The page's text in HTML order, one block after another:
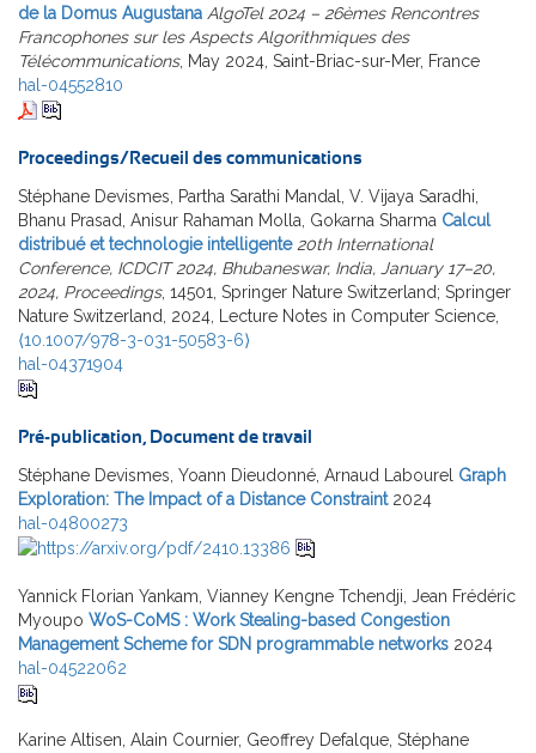
de la Domus Augustana AlgoTel 2024 – 26èmes Rencontres
Francophones sur les Aspects Algorithmiques des
Télécommunications, May 2024, Saint-Briac-sur-Mer, France
hal-04552810
Proceedings/Recueil des communications
Stéphane Devismes, Partha Sarathi Mandal, V. Vijaya Saradhi,
Bhanu Prasad, Anisur Rahaman Molla, Gokarna Sharma Calcul
distribué et technologie intelligente 20th International
Conference, ICDCIT 2024, Bhubaneswar, India, January 17–20,
2024, Proceedings, 14501, Springer Nature Switzerland; Springer
Nature Switzerland, 2024, Lecture Notes in Computer Science,
⟨10.1007/978-3-031-50583-6⟩
hal-04371904
Pré-publication, Document de travail
Stéphane Devismes, Yoann Dieudonné, Arnaud Labourel Graph
Exploration: The Impact of a Distance Constraint 2024
hal-04800273
Yannick Florian Yankam, Vianney Kengne Tchendji, Jean Frédéric
Myoupo WoS-CoMS : Work Stealing-based Congestion
Management Scheme for SDN programmable networks 2024
hal-04522062
Karine Altisen, Alain Cournier, Geoffrey Defalque, Stéphane